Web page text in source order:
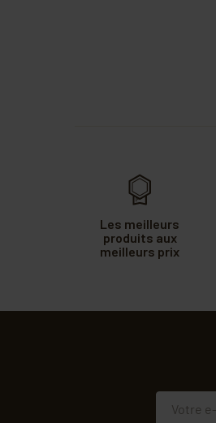
Les meilleurs
produits aux
meilleurs prix